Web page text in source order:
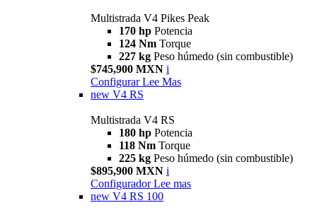
Multistrada V4 Pikes Peak
170 hp Potencia
124 Nm Torque
227 kg Peso húmedo (sin combustible)
$745,900 MXN i
Configurar Lee Mas
new V4 RS
Multistrada V4 RS
180 hp Potencia
118 Nm Torque
225 kg Peso húmedo (sin combustible)
$895,900 MXN i
Configurador Lee mas
new V4 RS 100